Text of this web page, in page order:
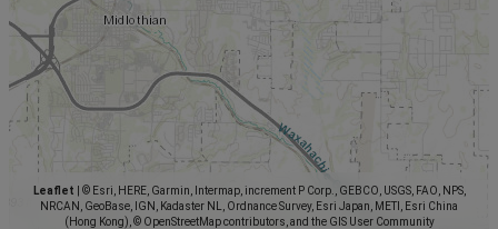
Leaflet
© Esri, HERE, Garmin, Intermap, increment P Corp., GEBCO, USGS, FAO, NPS,
NRCAN, GeoBase, IGN, Kadaster NL, Ordnance Survey, Esri Japan, METI, Esri China
(Hong Kong), © OpenStreetMap contributors, and the GIS User Community